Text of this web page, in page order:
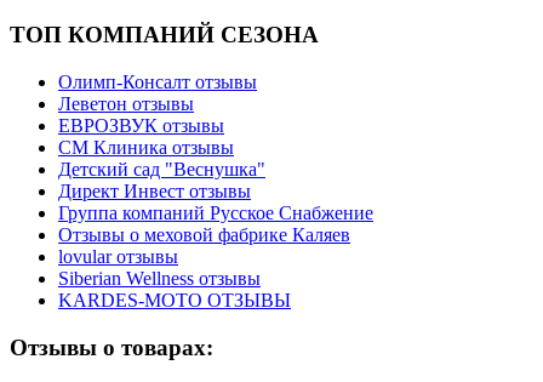
ТОП КОМПАНИЙ СЕЗОНА
Олимп-Консалт отзывы
Леветон отзывы
ЕВРОЗВУК отзывы
СМ Клиника отзывы
Детский сад "Веснушка"
Директ Инвест отзывы
Группа компаний Русское Снабжение
Отзывы о меховой фабрике Каляев
lovular отзывы
Siberian Wellness отзывы
KARDES-MOTO ОТЗЫВЫ
Отзывы о товарах: